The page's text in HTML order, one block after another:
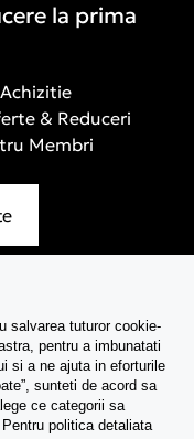
la prima
& Reduceri
Membri
salvarea tuturor cookie-
pentru a imbunatati
si a ne ajuta in eforturile
sunteti de acord sa
ce categorii sa
politica detaliata